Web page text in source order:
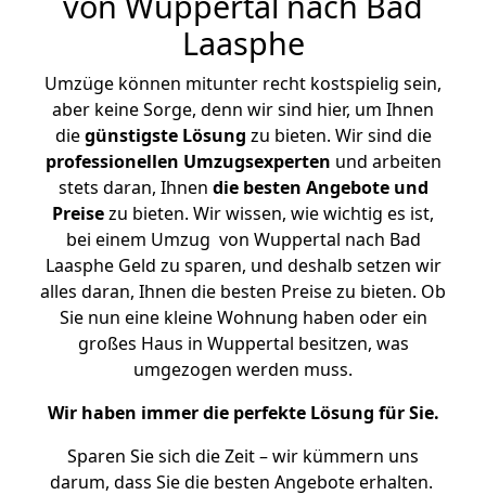
Laasphe
Umzüge können mitunter recht kostspielig sein,
aber keine Sorge, denn wir sind hier, um Ihnen
diegünstigste Lösung zu bieten. Wir sind die
professionellen Umzugsexperten und arbeiten
stets daran, Ihnen die besten Angebote und
Preisezu bieten. Wir wissen, wie wichtig es ist,
bei einem Umzug von Wuppertal nach Bad
Laasphe Geld zu sparen, und deshalb setzen wir
alles daran, Ihnen die besten Preise zu bieten. Ob
Sie nun eine kleine Wohnung haben oder ein
großes Haus in Wuppertal besitzen, was
umgezogen werden muss.
Wir haben immer die perfekte Lösung für Sie.
Sparen Sie sich die Zeit – wir kümmern uns
darum, dass Sie die besten Angebote erhalten.